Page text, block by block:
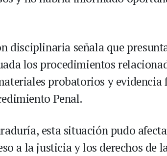
disciplinaria señala que
los procedimientos
probatorios y evidencia
Penal.
esta situación pudo
a la justicia y los derechos de